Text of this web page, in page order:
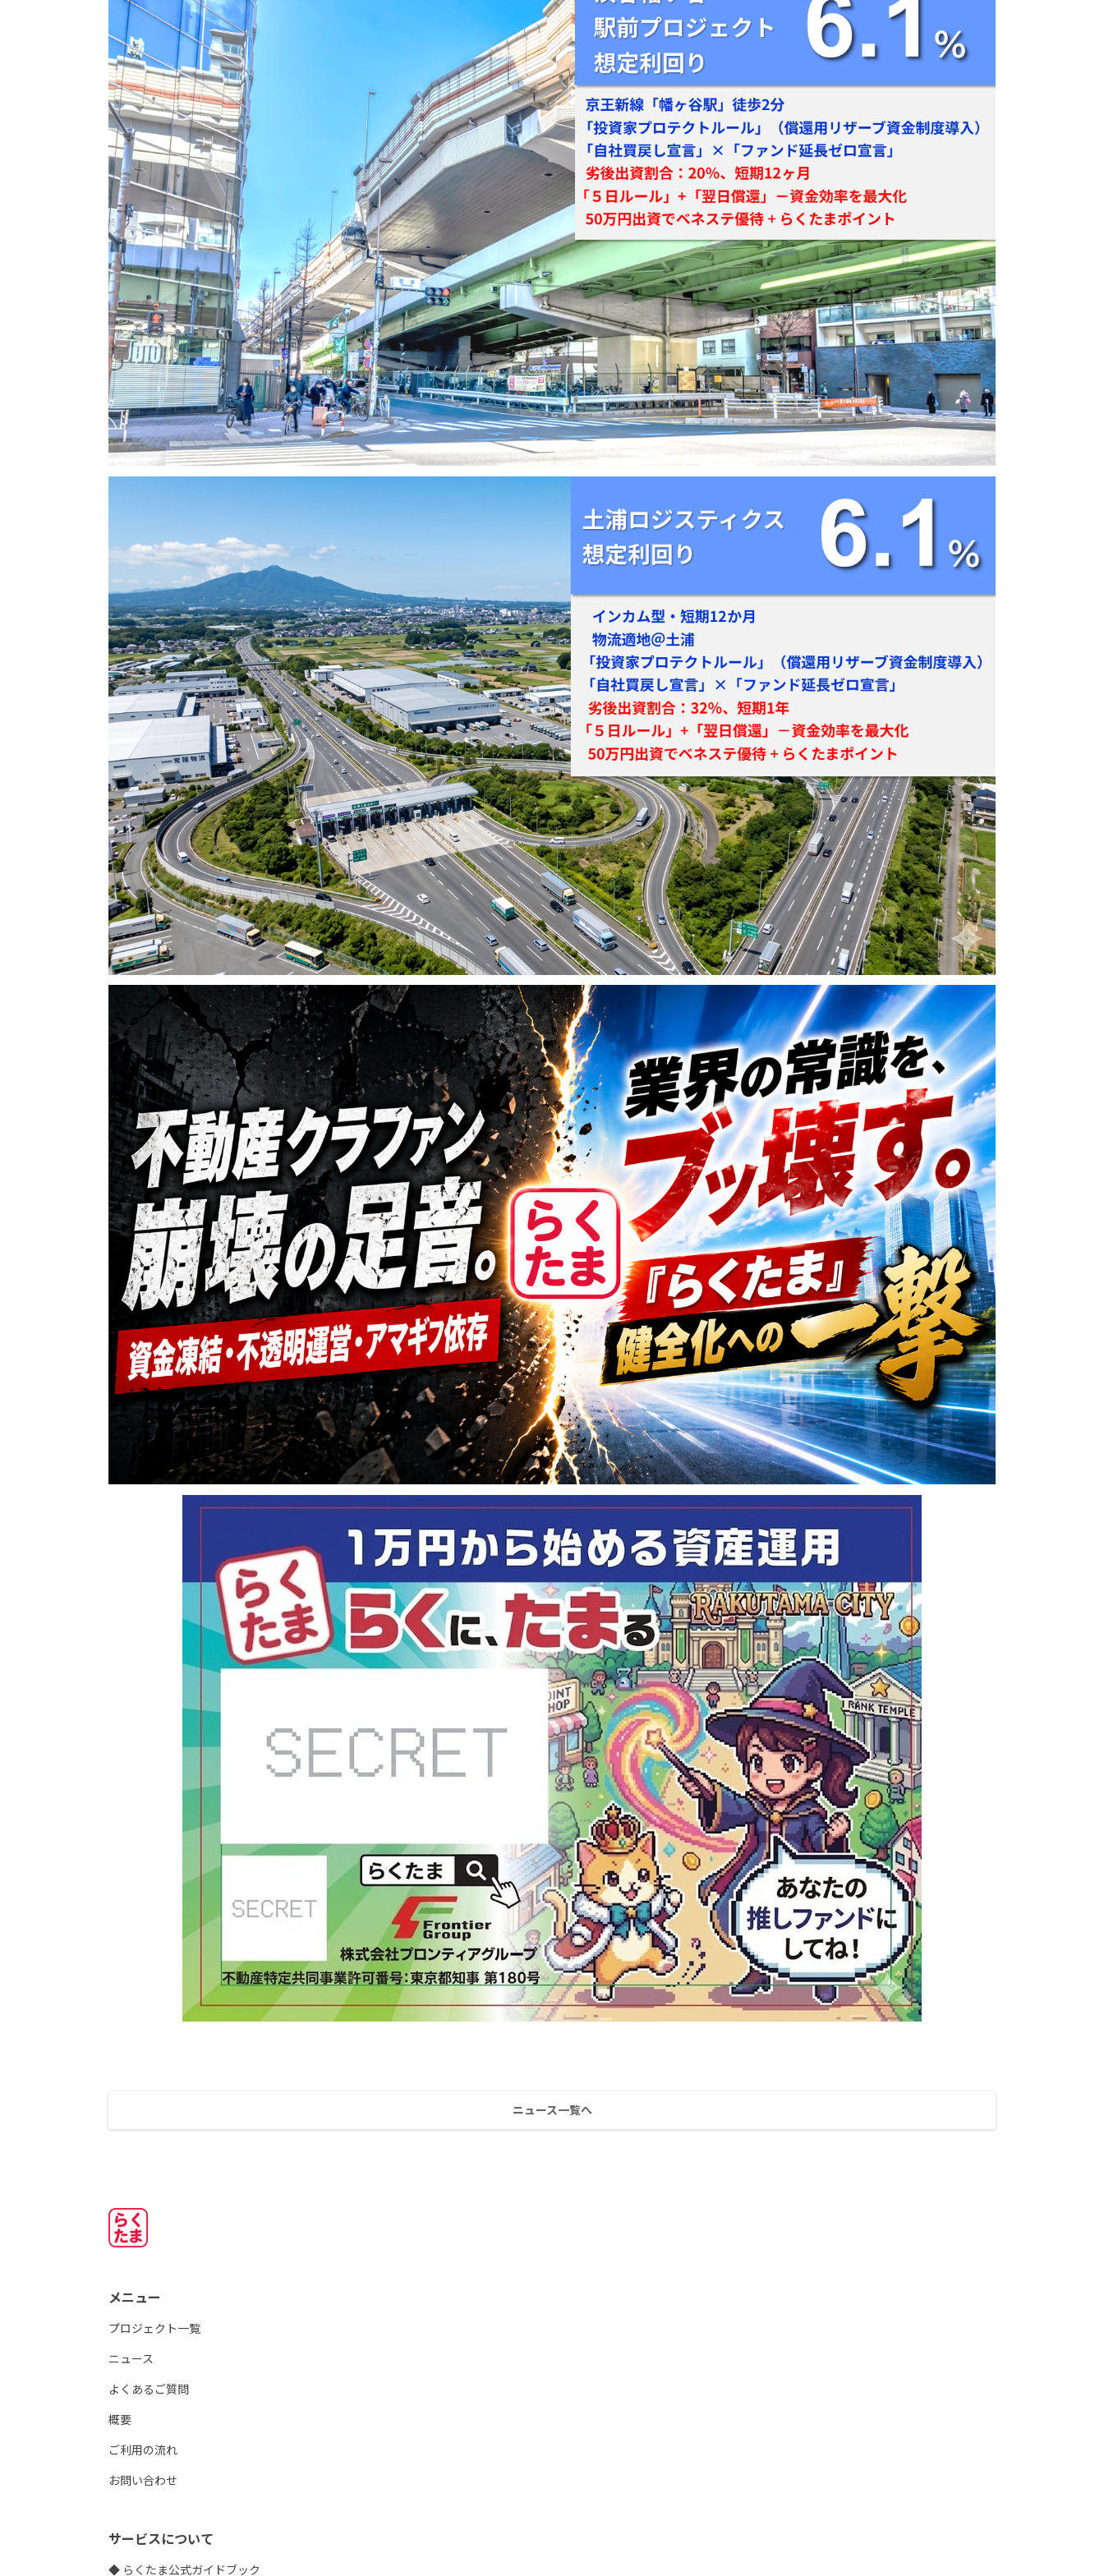
ニュース一覧へ
メニュー
プロジェクト一覧
ニュース
よくあるご質問
概要
ご利用の流れ
お問い合わせ
サービスについて
◆ らくたま公式ガイドブック